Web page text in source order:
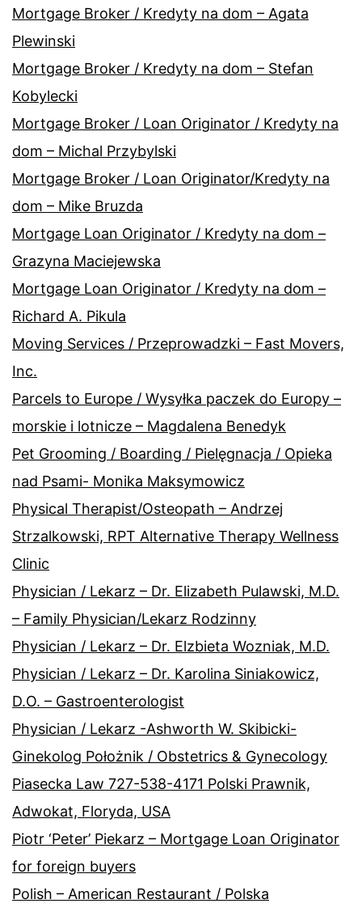
Mortgage Broker / Kredyty na dom – Agata
Plewinski
Mortgage Broker / Kredyty na dom – Stefan
Kobylecki
Mortgage Broker / Loan Originator / Kredyty na
dom – Michal Przybylski
Mortgage Broker / Loan Originator/Kredyty na
dom – Mike Bruzda
Mortgage Loan Originator / Kredyty na dom –
Grazyna Maciejewska
Mortgage Loan Originator / Kredyty na dom –
Richard A. Pikula
Moving Services / Przeprowadzki – Fast Movers,
Inc.
Parcels to Europe / Wysyłka paczek do Europy –
morskie i lotnicze – Magdalena Benedyk
Pet Grooming / Boarding / Pielęgnacja / Opieka
nad Psami- Monika Maksymowicz
Physical Therapist/Osteopath – Andrzej
Strzalkowski, RPT Alternative Therapy Wellness
Clinic
Physician / Lekarz – Dr. Elizabeth Pulawski, M.D.
– Family Physician/Lekarz Rodzinny
Physician / Lekarz – Dr. Elzbieta Wozniak, M.D.
Physician / Lekarz – Dr. Karolina Siniakowicz,
D.O. – Gastroenterologist
Physician / Lekarz -Ashworth W. Skibicki-
Ginekolog Położnik / Obstetrics & Gynecology
Piasecka Law 727-538-4171 Polski Prawnik,
Adwokat, Floryda, USA
Piotr ‘Peter’ Piekarz – Mortgage Loan Originator
for foreign buyers
Polish – American Restaurant / Polska